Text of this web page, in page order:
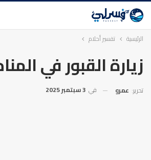
الرئيسية تفسير أحلام
زيارة القبور في
تحرير: عمرو في 3 سبتمبر 2025